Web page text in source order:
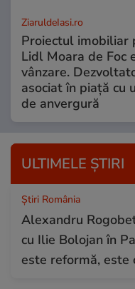
ZiaruldeIasi.ro
Proiectul imobiliar
Lidl Moara de Foc
vânzare.
asociat în piață cu
de anvergură
ULTIMELE ȘTIRI
Știri România
Alexandru
cu Ilie Bolojan în
este reformă, este